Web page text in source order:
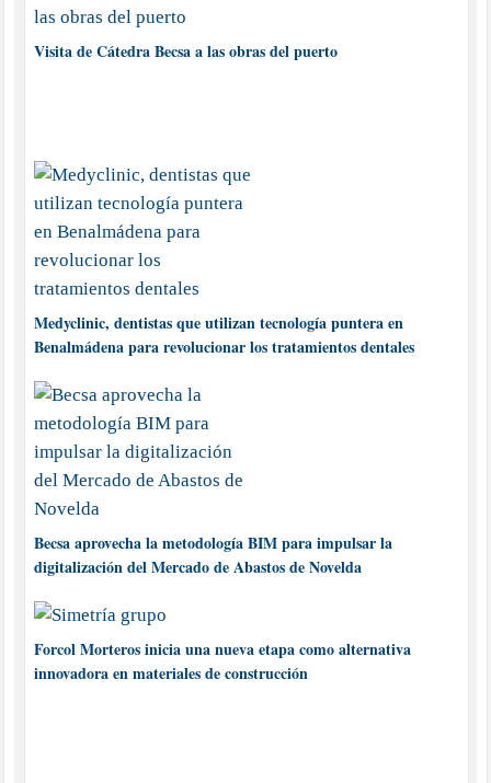
Visita de Cátedra Becsa a las obras del puerto
Medyclinic, dentistas que utilizan tecnología puntera en
Benalmádena para revolucionar los tratamientos dentales
Becsa aprovecha la metodología BIM para impulsar la
digitalización del Mercado de Abastos de Novelda
Forcol Morteros inicia una nueva etapa como alternativa
innovadora en materiales de construcción